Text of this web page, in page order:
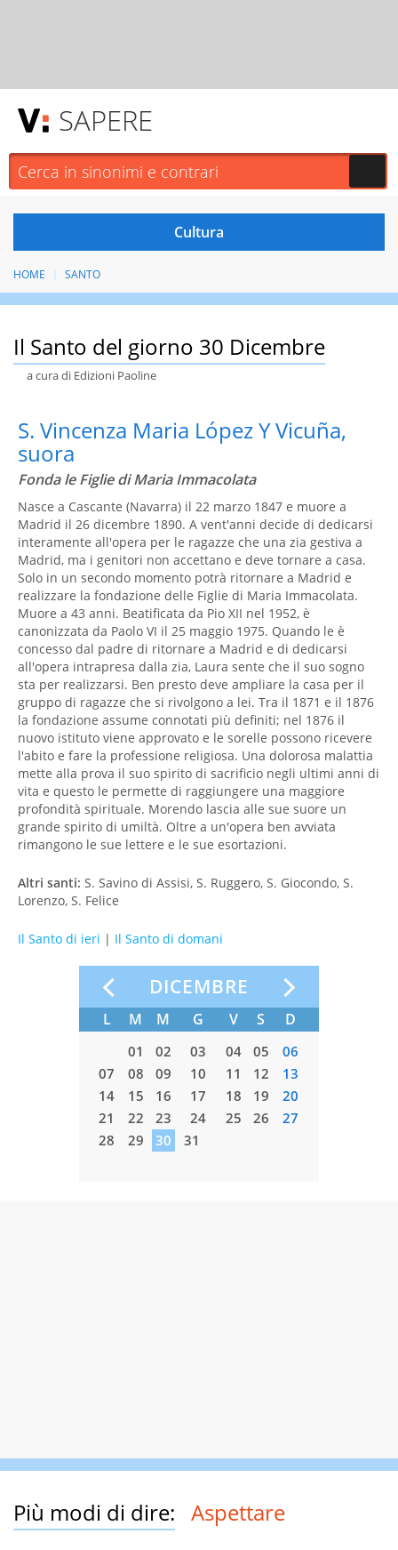
SAPERE
HOME SANTO
Il Santo del giorno 30 Dicembre
a cura di Edizioni Paoline
S. Vincenza Maria López Y Vicuña,
suora
Fonda le Figlie di Maria Immacolata
Nasce a Cascante (Navarra) il 22 marzo 1847 e muore a
Madrid il 26 dicembre 1890. A vent'anni decide di dedicarsi
interamente all'opera per le ragazze che una zia gestiva a
Madrid, ma i genitori non accettano e deve tornare a casa.
Solo in un secondo momento potrà ritornare a Madrid e
realizzare la fondazione delle Figlie di Maria Immacolata.
Muore a 43 anni. Beatificata da Pio XII nel 1952, è
canonizzata da Paolo VI il 25 maggio 1975. Quando le è
concesso dal padre di ritornare a Madrid e di dedicarsi
all'opera intrapresa dalla zia, Laura sente che il suo sogno
sta per realizzarsi. Ben presto deve ampliare la casa per il
gruppo di ragazze che si rivolgono a lei. Tra il 1871 e il 1876
la fondazione assume connotati più definiti; nel 1876 il
nuovo istituto viene approvato e le sorelle possono ricevere
l'abito e fare la professione religiosa. Una dolorosa malattia
mette alla prova il suo spirito di sacrificio negli ultimi anni di
vita e questo le permette di raggiungere una maggiore
profondità spirituale. Morendo lascia alle sue suore un
grande spirito di umiltà. Oltre a un'opera ben avviata
rimangono le sue lettere e le sue esortazioni.
Altri santi: S. Savino di Assisi, S. Ruggero, S. Giocondo, S.
Lorenzo, S. Felice
Il Santo di ieri | Il Santo di domani
DICEMBRE
L M M G V S D
01 02 03 04 05
06
07
08 09 10 11 12
13
14
15 16 17 18 19
20
21
22 23 24 25 26
27
28
29 30 31
Più modi di dire: Aspettare